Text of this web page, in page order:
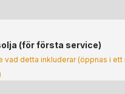
(för första service)
vad detta inkluderar (öppnas i ett